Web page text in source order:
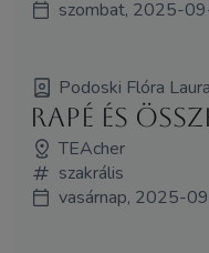
szombat, 2025-
Podoski Flóra
Rapé és
TEAcher
szakrális
vasárnap, 2025-